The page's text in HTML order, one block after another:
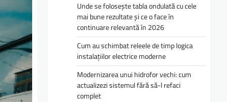
Unde se folosește tabla ondulată cu cele
mai bune rezultate și ce o face în
continuare relevantă în 2026
Cum au schimbat releele de timp logica
instalațiilor electrice moderne
Modernizarea unui hidrofor vechi: cum
actualizezi sistemul fără să-l refaci
complet